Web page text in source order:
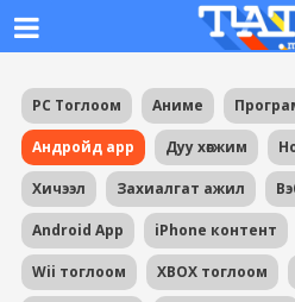
PC Тоглоом Аниме
Андройд app Дуу хөгжим
Хичээл Захиалгат ажил
Android App iPhone контент
Wii тоглоом XBOX тоглоом